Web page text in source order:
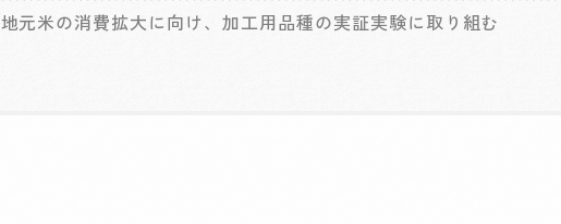
地元米の消費拡大に向け、加工用品種の実証実験に取り組む